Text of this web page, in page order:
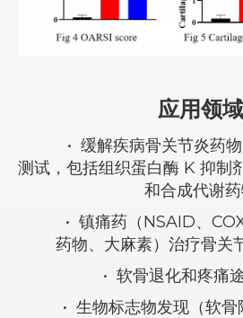
应用领域
• 缓解疾病骨关节炎药
测试，包括组织蛋白酶 K 抑制
和合成代谢
• 镇痛药（NSAID、
药物、大麻素）治疗骨关
• 软骨退化和疼痛
• 生物标志物发现（软